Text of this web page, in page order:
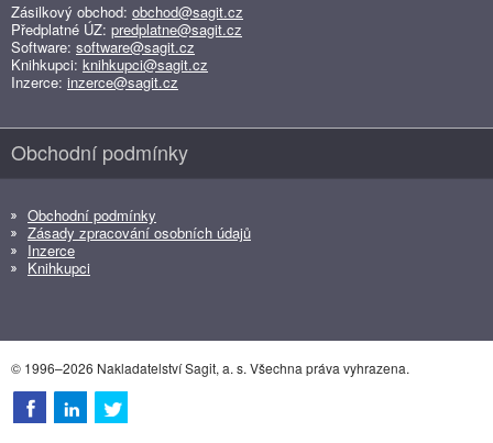
Zásilkový obchod: obchod@sagit.cz
Předplatné ÚZ: predplatne@sagit.cz
Software: software@sagit.cz
Knihkupci: knihkupci@sagit.cz
Inzerce: inzerce@sagit.cz
Obchodní podmínky
Obchodní podmínky
Zásady zpracování osobních údajů
Inzerce
Knihkupci
© 1996–2026 Nakladatelství Sagit, a. s. Všechna práva vyhrazena.